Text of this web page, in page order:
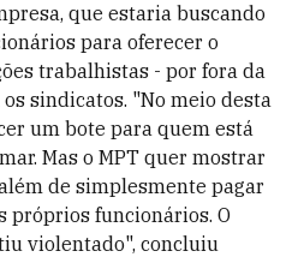
que estaria buscando
para oferecer o
trabalhistas - por fora da
sindicatos. "No meio desta
um bote para quem está
Mas o MPT quer mostrar
de simplesmente pagar
próprios funcionários. O
violentado", concluiu